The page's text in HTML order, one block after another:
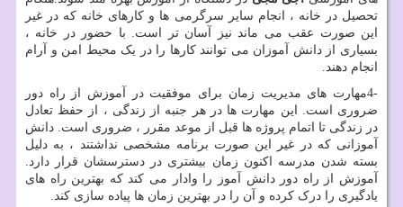
تحصیل در خانه ، انجام سایر سرگرمی ها و کارهای خانه که در غیر
این صورت عقب می ماند نیز آسان تر است. با حضور در خانه ،
بسیاری از دانش آموزان می توانند کارها را در یک محیط امن و آرام
انجام دهند.
4-مهارت های مدیریت زمان برای موفقیت در آموزش از راه دور
ضروری است. این مهارت ها در هر جنبه از زندگی ، از حفظ تعادل
در زندگی تا اتمام پروژه ها قبل از موعد مقرر ، ضروری است. دانش
آموزانی که در غیر این صورت برنامه مشخصی نداشتند ، به دلیل
بسته شدن مدرسه اکنون زمان بیشتری در دسترسشان قرار دارد.
آموزش از راه دور دانش آموز را وادار می کند که بهترین راه های
یادگیری را درک کرده و آن را در بهترین زمان ها پیاده سازی کند.